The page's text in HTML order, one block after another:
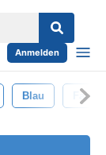
Anmelden
Blau Farbe